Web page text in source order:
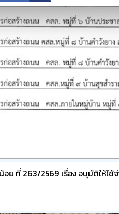
ย ที่ 263/2569 เรื่อง อนุมัติให้ใ